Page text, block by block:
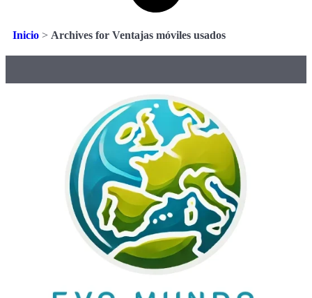
Inicio > Archives for Ventajas móviles usados